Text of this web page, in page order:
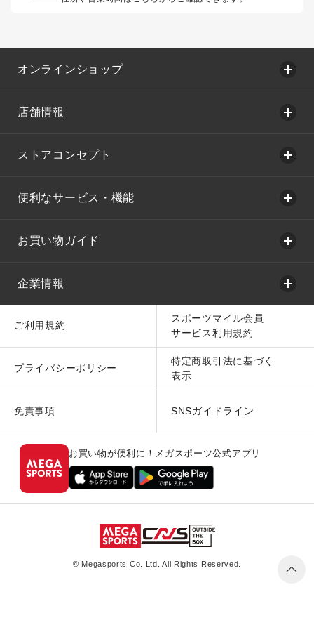
オンラインショップ
店舗情報
ストアコンセプト
便利なサービス・機能
お買い物ガイド
企業情報
ご利用規約
スポーツマイル会員
サービス利用規約
プライバシーポリシー
特定商取引法に基づく
表示
免責事項 SNSガイドライン
お買い物が便利に！メガスポーツ公式アプリ
© Megasports Co. Ltd. All Rights Reserved.